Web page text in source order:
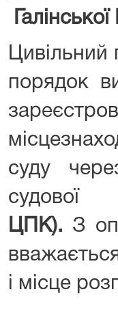
Галінської
Цивільний
порядок
суду
ЦПК). З
і місце